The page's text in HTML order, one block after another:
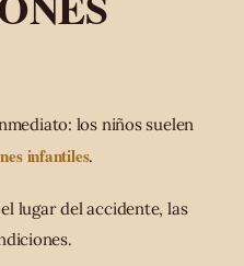
los niños suelen
infantiles.
lugar del accidente, las